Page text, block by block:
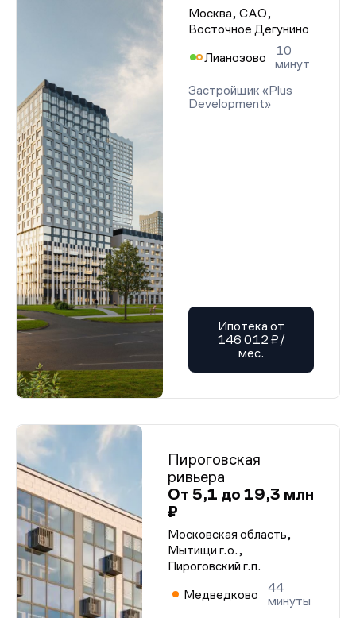
Москва, САО,
Восточное Дегунино
Лианозово
10
минут
Застройщик «Plus
Development»
Ипотека от
146 012 ₽/
мес.
Пироговская
ривьера
От 5,1 до 19,3 млн
₽
Московская область,
Мытищи г.о.,
Пироговский г.п.
Медведково
44
минуты